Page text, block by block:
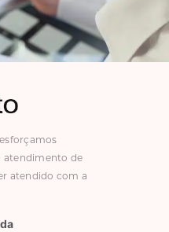
atendimento de
atendido com a